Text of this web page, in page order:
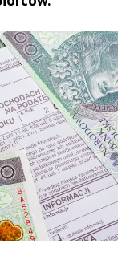
otrzymało
roku główną
przez Prezes
Leńscy,
w 2022 r.
bezpieczeństwa